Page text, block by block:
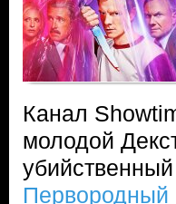
Канал
молодой
Первородный